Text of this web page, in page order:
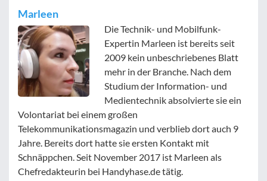
Marleen
Die Technik- und Mobilfunk-
Expertin Marleen ist bereits seit
2009 kein unbeschriebenes Blatt
mehr in der Branche. Nach dem
Studium der Information- und
Medientechnik absolvierte sie ein
Volontariat bei einem großen
Telekommunikationsmagazin und verblieb dort auch 9
Jahre. Bereits dort hatte sie ersten Kontakt mit
Schnäppchen. Seit November 2017 ist Marleen als
Chefredakteurin bei Handyhase.de tätig.